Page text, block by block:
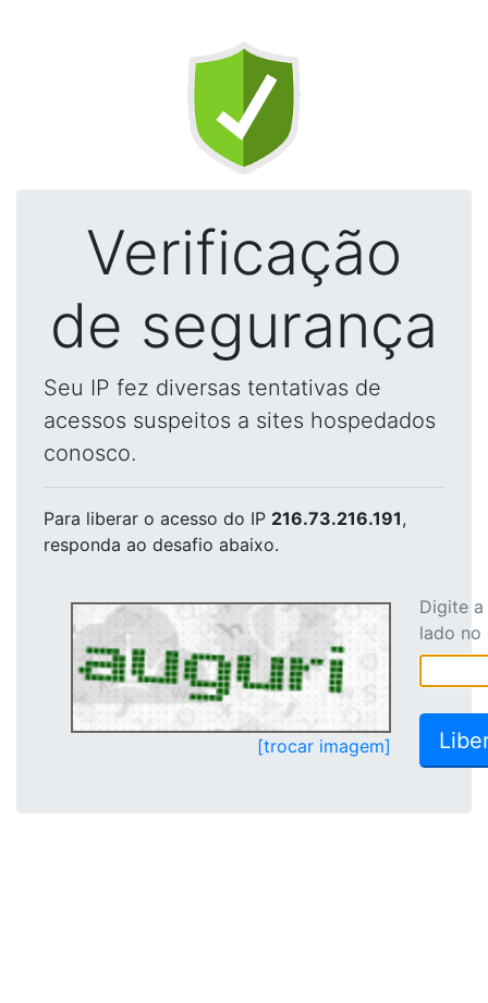
Verificação
de segurança
Seu IP fez diversas tentativas de
acessos suspeitos a sites hospedados
conosco.
Para liberar o acesso do IP 216.73.216.191,
responda ao desafio abaixo.
[trocar imagem]
Digite
lado no